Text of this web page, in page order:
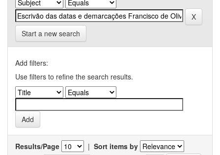
Start a new search
Add filters:
Use filters to refine the search results.
Results/Page | Sort items by